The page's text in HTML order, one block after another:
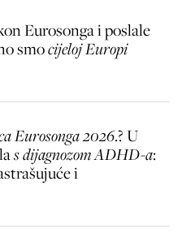
Eurosonga i poslale
smocijeloj Europi
Eurosonga 2026.? U
s dijagnozom ADHD-a:
i